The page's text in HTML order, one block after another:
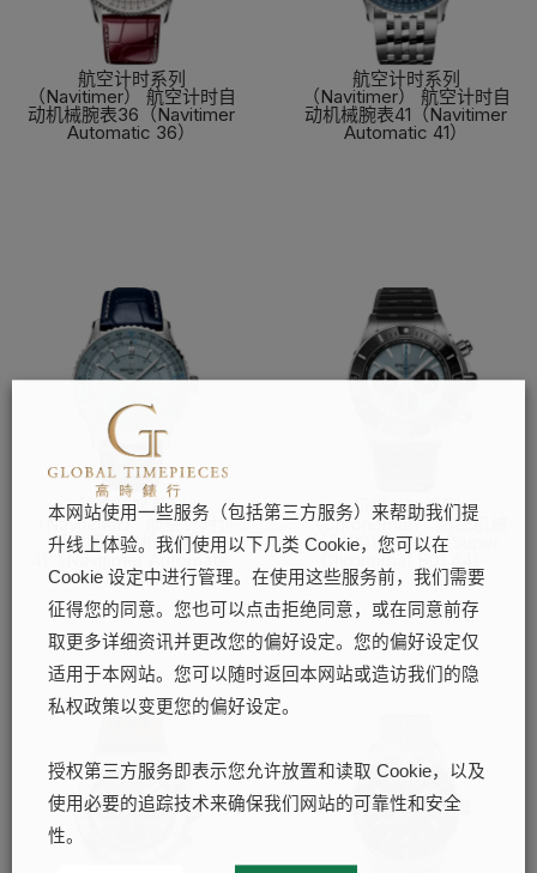
航空计时系列
（Navitimer） 航空计时自
动机械腕表36（Navitimer
Automatic 36）
航空计时系列
（Navitimer） 航空计时自
动机械腕表41（Navitimer
Automatic 41）
航空计时系列
（Navitimer） 航空计时世
界时间自动机械腕表
41（Navitimer Automatic
GMT 41）
了解更多
机械计时系列
（Chronomat） 超级机械
计时B01腕表44（Super
Chronomat B01 44）
本网站使用一些服务（包括第三方服务）来帮助我们提
升线上体验。我们使用以下几类 Cookie，您可以在
Cookie 设定中进行管理。在使用这些服务前，我们需要
征得您的同意。您也可以点击拒绝同意，或在同意前存
取更多详细资讯并更改您的偏好设定。您的偏好设定仅
适用于本网站。您可以随时返回本网站或造访我们的隐
私权政策以变更您的偏好设定。
授权第三方服务即表示您允许放置和读取 Cookie，以及
使用必要的追踪技术来确保我们网站的可靠性和安全
性。